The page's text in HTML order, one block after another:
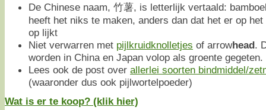
De Chinese naam, 竹薯, is letterlijk vertaald:
heeft het niks te maken, anders dan dat het er op
op lijkt
Niet verwarren met pijlkruidknolletjes of arrowhead.
worden in China en Japan volop als groente gegeten.
Lees ook de post over allerlei soorten bindmiddel/
(waaronder dus ook pijlwortelpoeder)
Wat is er te koop? (klik hier)